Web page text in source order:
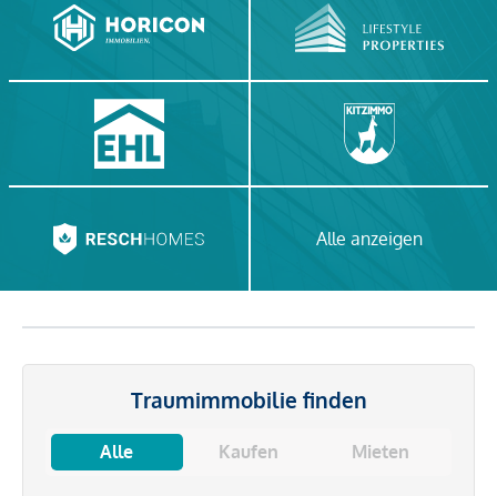
Alle anzeigen
Traumimmobilie finden
Alle Kaufen Mieten